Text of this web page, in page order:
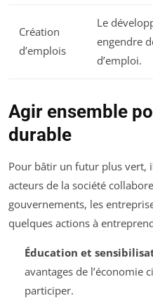
Création
d’emplois
Le
engendre
d’emploi.
Agir ensemble
durable
Pour bâtir un futur plus vert,
acteurs de la société
gouvernements, les
quelques actions à
Éducation et
avantages de l’économie
participer.